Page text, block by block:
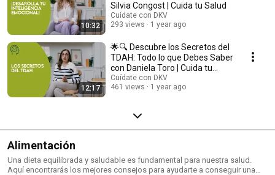
10:32
Silvia Congost | Cuida tu Salud
Cuídate con DKV
293 views
1 year ago
12:17
🌟🔍 Descubre los Secretos del
TDAH: Todo lo que Debes Saber
con Daniela Toro | Cuida tu
Salud
Cuídate con DKV
461 views
1 year ago
Alimentación
Una dieta equilibrada y saludable es fundamental para nuestra salud.
Aquí encontrarás los mejores consejos para ayudarte a conseguir una